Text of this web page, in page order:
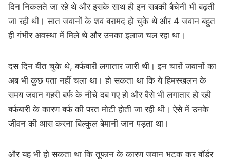
दिन निकलते जा रहे थे और इसके साथ ही इन सबकी बैचेनी भी बढ़ती
जा रही थी। सात जवानों के शव बरामद हो चुके थे और 4 जवान बहुत
ही गंभीर अवस्था में मिले थे और उनका इलाज चल रहा था।
दस दिन बीत चुके थे, बर्फबारी लगातार जारी थी। इन चारों जवानों का
अब भी कुछ पता नहीं चला था। हो सकता था कि ये हिमस्खलन के
समय जवान गहरी बर्फ के नीचे दब गए हो और वैसे भी लगातार हो रही
बर्फबारी के कारण बर्फ की परत मोटी होती जा रही थी। ऐसे में उनके
जीवन की आस करना बिल्कुल बेमानी जान पड़ता था।
और यह भी हो सकता था कि तूफान के कारण जवान भटक कर बॉर्डर